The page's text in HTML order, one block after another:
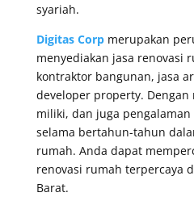
syariah.
Digitas Corpmerupakan
menyediakan jasa renovasi
kontraktor bangunan, jasa
developer property.
miliki, dan juga
selama bertahun-tahun
rumah. Anda dapat
renovasi rumah terpercaya
Barat.